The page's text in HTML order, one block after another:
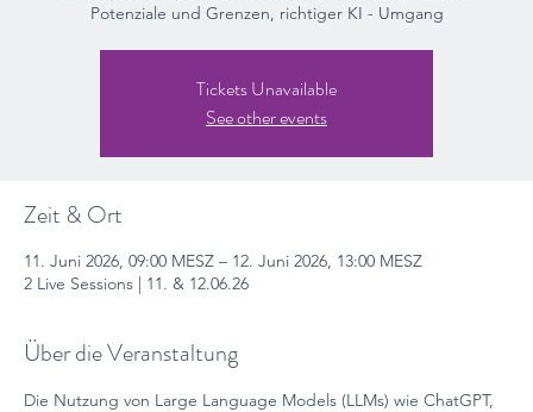
Potenziale und Grenzen, richtiger KI - Umgang
Tickets Unavailable
See other events
Zeit & Ort
11. Juni 2026, 09:00 MESZ – 12. Juni 2026, 13:00 MESZ
2 Live Sessions | 11. & 12.06.26
Über die Veranstaltung
Die Nutzung von Large Language Models (LLMs) wie ChatGPT,